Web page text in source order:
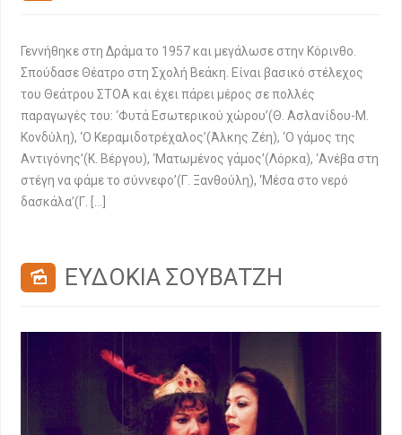
Γεννήθηκε στη Δράμα το 1957 και μεγάλωσε στην Κόρινθο.
Σπούδασε Θέατρο στη Σχολή Βεάκη. Είναι βασικό στέλεχος
του Θεάτρου ΣΤΟΑ και έχει πάρει μέρος σε πολλές
παραγωγές του: ‘Φυτά Εσωτερικού χώρου’(Θ. Ασλανίδου-Μ.
Κονδύλη), ‘Ο Κεραμιδοτρέχαλος’(Άλκης Ζέη), ‘Ο γάμος της
Αντιγόνης’(Κ. Βέργου), ‘Ματωμένος γάμος’(Λόρκα), ‘Ανέβα στη
στέγη να φάμε το σύννεφο’(Γ. Ξανθούλη), ‘Μέσα στο νερό
δασκάλα’(Γ. […]
ΕΥΔΟΚΙΑ ΣΟΥΒΑΤΖΗ